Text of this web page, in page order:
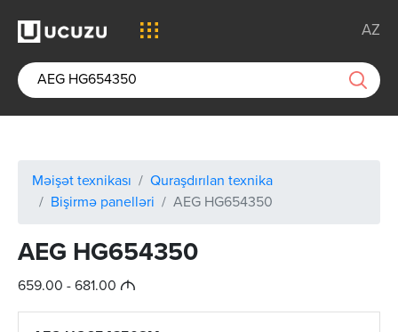
AZ
Məişət texnikası
Quraşdırılan texnika
Bişirmə panelləri
AEG HG654350
AEG HG654350
659.00 - 681.00 M